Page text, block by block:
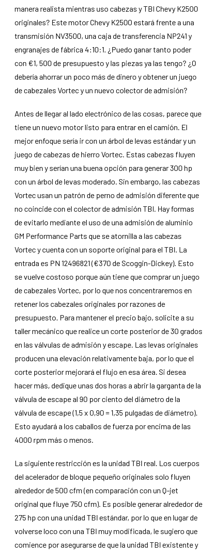
manera realista mientras uso cabezas y TBI Chevy K2500
originales? Este motor Chevy K2500 estará frente a una
transmisión NV3500, una caja de transferencia NP241 y
engranajes de fábrica 4:10:1. ¿Puedo ganar tanto poder
con €1, 500 de presupuesto y las piezas ya las tengo? ¿O
debería ahorrar un poco más de dinero y obtener un juego
de cabezales Vortec y un nuevo colector de admisión?
Antes de llegar al lado electrónico de las cosas, parece que
tiene un nuevo motor listo para entrar en el camión. El
mejor enfoque sería ir con un árbol de levas estándar y un
juego de cabezas de hierro Vortec. Estas cabezas fluyen
muy bien y serían una buena opción para generar 300 hp
con un árbol de levas moderado. Sin embargo, las cabezas
Vortec usan un patrón de perno de admisión diferente que
no coincide con el colector de admisión TBI. Hay formas
de evitarlo mediante el uso de una admisión de aluminio
GM Performance Parts que se atornilla a las cabezas
Vortec y cuenta con un soporte original para el TBI. La
entrada es PN 12496821 (€370 de Scoggin-Dickey). Esto
se vuelve costoso porque aún tiene que comprar un juego
de cabezales Vortec, por lo que nos concentraremos en
retener los cabezales originales por razones de
presupuesto. Para mantener el precio bajo, solicite a su
taller mecánico que realice un corte posterior de 30 grados
en las válvulas de admisión y escape. Las levas originales
producen una elevación relativamente baja, por lo que el
corte posterior mejorará el flujo en esa área. Si desea
hacer más, dedique unas dos horas a abrir la garganta de la
válvula de escape al 90 por ciento del diámetro de la
válvula de escape (1,5 x 0,90 = 1,35 pulgadas de diámetro).
Esto ayudará a los caballos de fuerza por encima de las
4000 rpm más o menos.
La siguiente restricción es la unidad TBI real. Los cuerpos
del acelerador de bloque pequeño originales solo fluyen
alrededor de 500 cfm (en comparación con un Q-jet
original que fluye 750 cfm). Es posible generar alrededor de
275 hp con una unidad TBI estándar, por lo que en lugar de
volverse loco con una TBI muy modificada, le sugiero que
comience por asegurarse de que la unidad TBI existente y